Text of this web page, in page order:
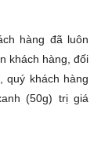
hàng đã luôn
khách hàng, đối
quý khách hàng
(50g) trị giá